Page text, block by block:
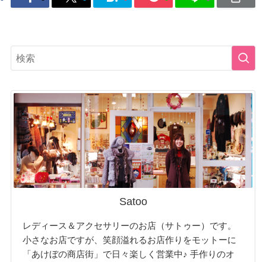
Satoo
レディース＆アクセサリーのお店（サトゥー）です。
小さなお店ですが、笑顔溢れるお店作りをモットーに
「あけぼの商店街」で日々楽しく営業中♪ 手作りのオ